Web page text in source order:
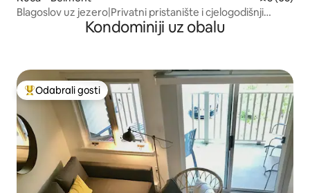
Blagoslov uz jezero|Privatni pristanište i cjelogodišnji
Kondominiji uz obalu
Među najviše rangiranima s oznakom „Odabrali gosti”
Odabrali gosti